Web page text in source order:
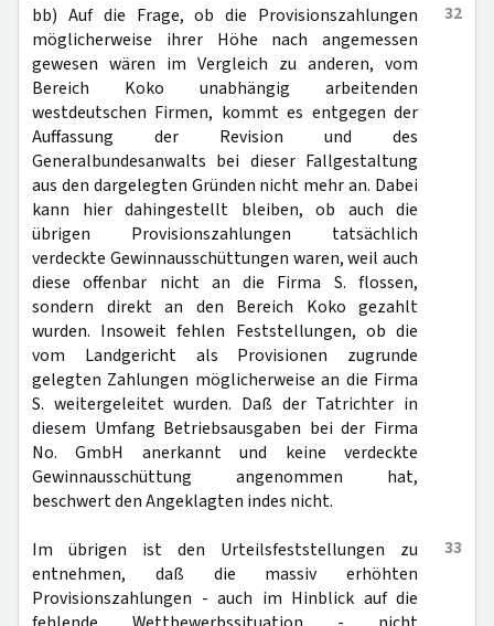
32
bb) Auf die Frage, ob die Provisionszahlungen
möglicherweise ihrer Höhe nach angemessen
gewesen wären im Vergleich zu anderen, vom
Bereich Koko unabhängig arbeitenden
westdeutschen Firmen, kommt es entgegen der
Auffassung der Revision und des
Generalbundesanwalts bei dieser Fallgestaltung
aus den dargelegten Gründen nicht mehr an. Dabei
kann hier dahingestellt bleiben, ob auch die
übrigen Provisionszahlungen tatsächlich
verdeckte Gewinnausschüttungen waren, weil auch
diese offenbar nicht an die Firma S. flossen,
sondern direkt an den Bereich Koko gezahlt
wurden. Insoweit fehlen Feststellungen, ob die
vom Landgericht als Provisionen zugrunde
gelegten Zahlungen möglicherweise an die Firma
S. weitergeleitet wurden. Daß der Tatrichter in
diesem Umfang Betriebsausgaben bei der Firma
No. GmbH anerkannt und keine verdeckte
Gewinnausschüttung angenommen hat,
beschwert den Angeklagten indes nicht.
33
Im übrigen ist den Urteilsfeststellungen zu
entnehmen, daß die massiv erhöhten
Provisionszahlungen - auch im Hinblick auf die